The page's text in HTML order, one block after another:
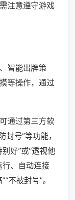
注意遵守游戏
智能出牌策
等操作，通过
通过第三方软
封号”等功能，
好”或“透视他
行、自动连接
不被封号”。